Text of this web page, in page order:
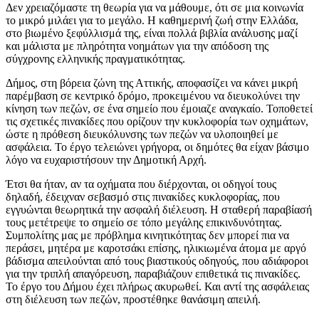
Δεν χρειαζόμαστε τη θεωρία για να μάθουμε, ότι σε μια κοινωνία
το μικρό μιλάει για το μεγάλο. Η καθημερινή ζωή στην Ελλάδα,
στο βιωμένο ξεφύλλισμά της, είναι πολλά βιβλία ανάλυσης μαζί
και μάλιστα με πληρότητα νοημάτων για την απόδοση της
σύγχρονης ελληνικής πραγματικότητας.
Δήμος, στη βόρεια ζώνη της Αττικής, αποφασίζει να κάνει μικρή
παρέμβαση σε κεντρικό δρόμο, προκειμένου να διευκολύνει την
κίνηση των πεζών, σε ένα σημείο που έμοιαζε αναγκαίο. Τοποθετεί
τις σχετικές πινακίδες που ορίζουν την κυκλοφορία των οχημάτων,
ώστε η πρόθεση διευκόλυνσης των πεζών να υλοποιηθεί με
ασφάλεια. Το έργο τελειώνει γρήγορα, οι δημότες θα είχαν βάσιμο
λόγο να ευχαριστήσουν την Δημοτική Αρχή.
Έτσι θα ήταν, αν τα οχήματα που διέρχονται, οι οδηγοί τους
δηλαδή, έδειχναν σεβασμό στις πινακίδες κυκλοφορίας, που
εγγυώνται θεωρητικά την ασφαλή διέλευση. Η σταθερή παραβίασή
τους μετέτρεψε το σημείο σε τόπο μεγάλης επικινδυνότητας.
Συμπολίτης μας με πρόβλημα κινητικότητας δεν μπορεί πια να
περάσει, μητέρα με καροτσάκι επίσης, ηλικιωμένα άτομα με αργό
βάδισμα απειλούνται από τους βιαστικούς οδηγούς, που αδιάφοροι
για την τριπλή απαγόρευση, παραβιάζουν επιθετικά τις πινακίδες.
Το έργο του Δήμου έχει πλήρως ακυρωθεί. Και αντί της ασφάλειας
στη διέλευση των πεζών, προστέθηκε θανάσιμη απειλή.